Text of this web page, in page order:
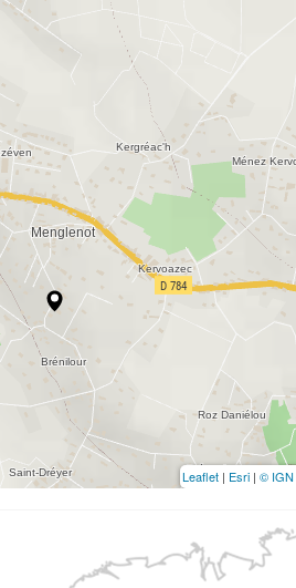
Leaflet | Esri | © IGN